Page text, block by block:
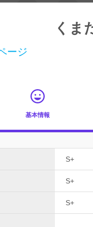
くま
ージ
基本情報
S+
S+
S+